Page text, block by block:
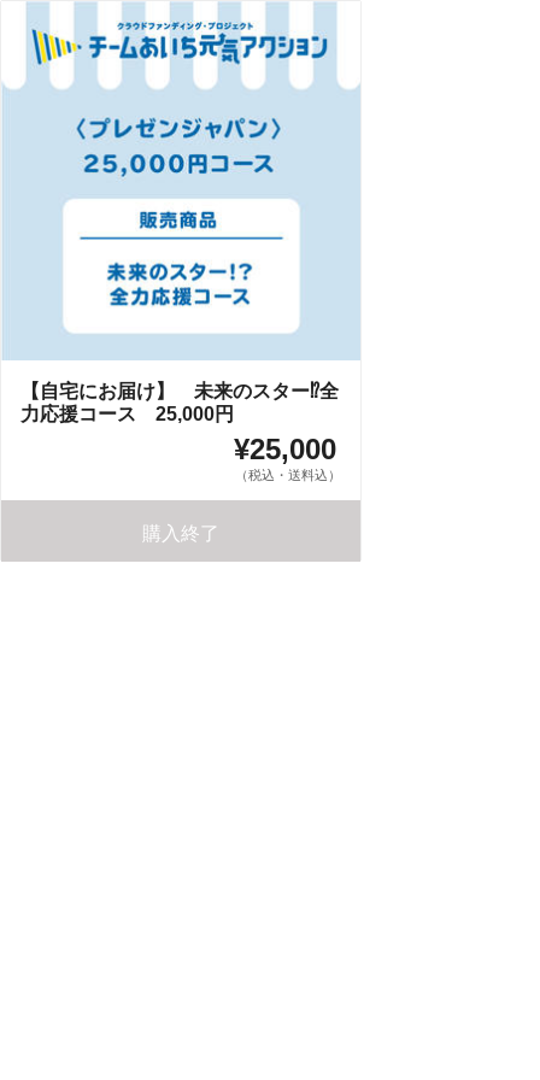
【自宅にお届け】 未来のスター⁉全
力応援コース 25,000円
¥25,000
（税込・送料込）
購入終了